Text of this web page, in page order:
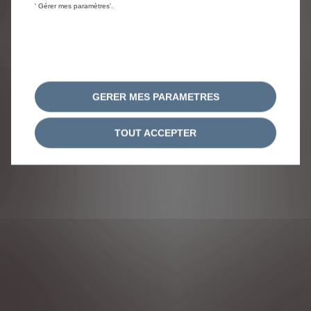
' Gérer mes paramètres'.
GERER MES PARAMETRES
TOUT ACCEPTER